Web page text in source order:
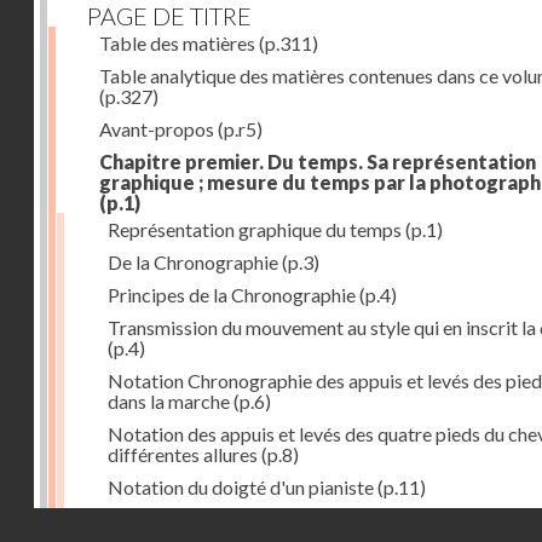
PAGE DE TITRE
Table des matières (p.311)
Table analytique des matières contenues dans ce
(p.327)
Avant-propos (p.r5)
Chapitre premier. Du temps. Sa représentation
graphique ; mesure du temps par la
(p.1)
Représentation graphique du temps (p.1)
De la Chronographie(p.3)
Principes de la Chronographie(p.4)
Transmission du mouvement au style qui en inscrit la
(p.4)
Notation Chronographie des appuis et levés des
dans la marche(p.6)
Notation des appuis et levés des quatre pieds du
différentes allures (p.8)
Notation du doigté d'un pianiste(p.11)